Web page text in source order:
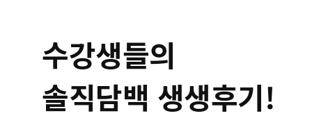
수강생들의
솔직담백 생생후기!